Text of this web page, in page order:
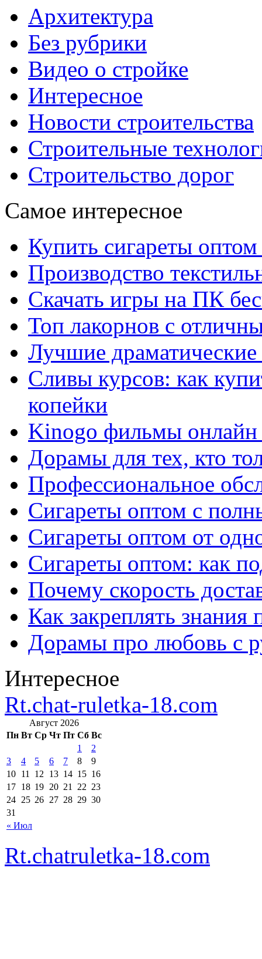
Архитектура
Без рубрики
Видео о стройке
Интересное
Новости строительства
Строительные
Строительство дорог
Самое интересное
Купить сигареты
Производство
Скачать игры на ПК
Топ лакорнов с
Лучшие
Сливы курсов: как
копейки
Kinogo фильмы онлайн
Дорамы для тех, кто
Профессиональное
Сигареты оптом с
Сигареты оптом от
Сигареты оптом: как
Почему скорость
Как закреплять знания
Дорамы про любовь с
Интересное
Rt.chat-ruletka-18.com
Август 2026
Пн Вт Ср Чт Пт Сб Вс
« Июл
1
2
3
4 5 6 7 8
9
10 11 12 13 14 15 16
17 18 19 20 21 22 23
24 25 26 27 28 29 30
31
Rt.chatruletka-18.com